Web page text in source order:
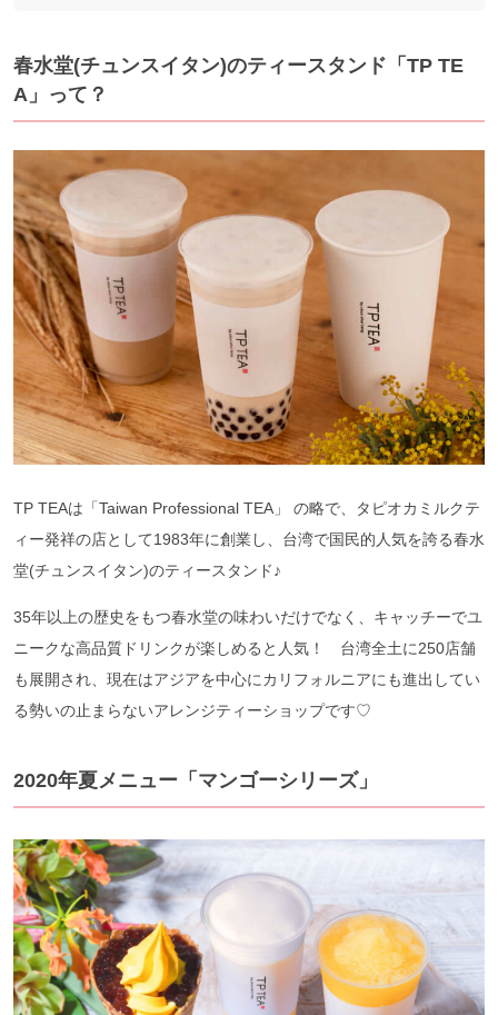
春水堂(チュンスイタン)のティースタンド「TP TE
A」って？
TP TEAは「Taiwan Professional TEA」 の略で、タピオカミルクテ
ィー発祥の店として1983年に創業し、台湾で国民的人気を誇る春水
堂(チュンスイタン)のティースタンド♪
35年以上の歴史をもつ春水堂の味わいだけでなく、キャッチーでユ
ニークな高品質ドリンクが楽しめると人気！ 台湾全土に250店舗
も展開され、現在はアジアを中心にカリフォルニアにも進出してい
る勢いの止まらないアレンジティーショップです♡
2020年夏メニュー「マンゴーシリーズ」